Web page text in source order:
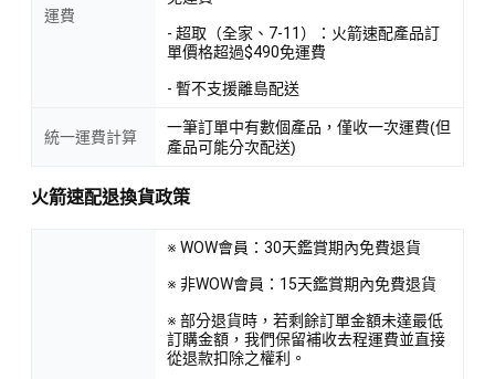
運費
- 超取（全家、7-11）：火箭速配產品訂
單價格超過$490免運費
- 暫不支援離島配送
統一運費計算
一筆訂單中有數個產品，僅收一次運費(但
產品可能分次配送)
火箭速配退換貨政策
※ WOW會員：30天鑑賞期內免費退貨
※ 非WOW會員：15天鑑賞期內免費退貨
※ 部分退貨時，若剩餘訂單金額未達最低
訂購金額，我們保留補收去程運費並直接
從退款扣除之權利。